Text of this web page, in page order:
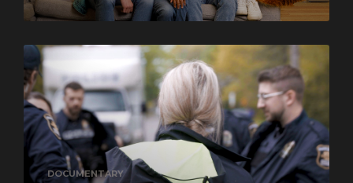
DOCUMENTARY